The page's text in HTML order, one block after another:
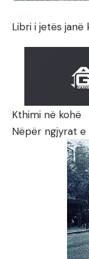
Libri i jetës
Kthimi në kohë
Nëpër ngjyrat e